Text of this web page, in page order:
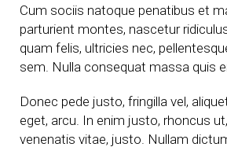
Cum sociis natoque penatibus et
parturient montes, nascetur
quam felis, ultricies nec,
sem. Nulla consequat massa quis
Donec pede justo, fringilla vel,
eget, arcu. In enim justo, rhoncus
venenatis vitae, justo. Nullam